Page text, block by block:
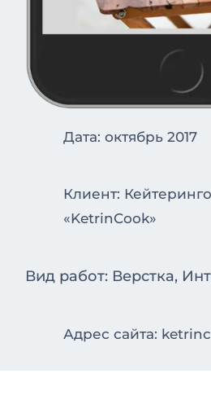
Дата: октябрь 2017
Клиент:
«KetrinCook»
Вид работ: Верстка,
Адрес сайта: